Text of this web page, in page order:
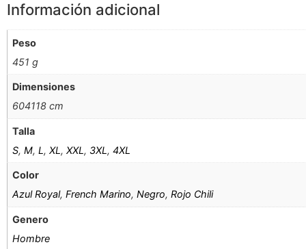
Información adicional
Peso
451 g
Dimensiones
604118 cm
Talla
S,M,L,XL,XXL, 3XL,4XL
Color
Azul Royal,French Marino,Negro,Rojo Chili
Genero
Hombre